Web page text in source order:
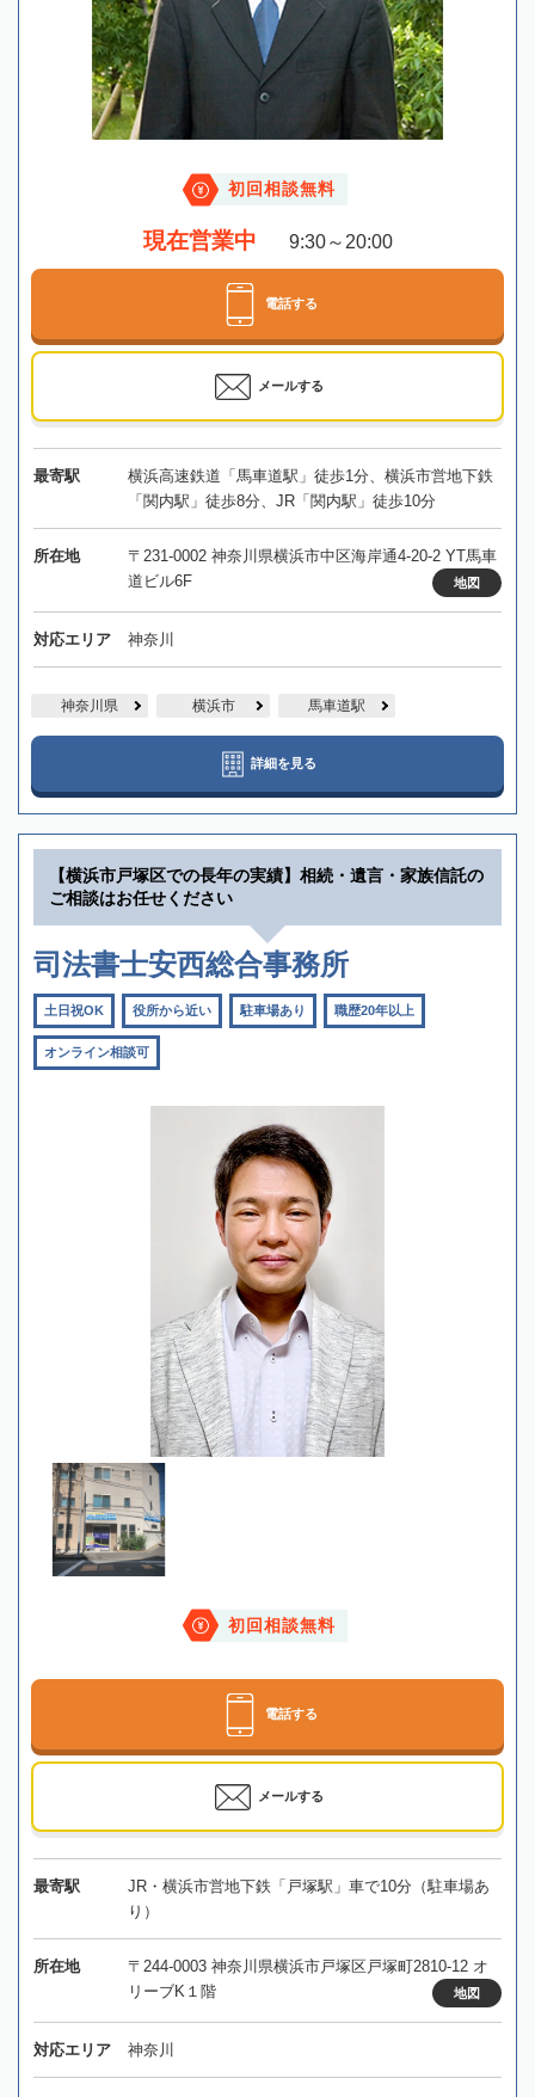
初回相談無料
現在営業中 9:30～20:00
電話する
メールする
最寄駅
横浜高速鉄道「馬車道駅」徒歩1分、横浜市営地下鉄
「関内駅」徒歩8分、JR「関内駅」徒歩10分
所在地
〒231-0002 神奈川県横浜市中区海岸通4-20-2 YT馬車
道ビル6F
地図
対応エリア 神奈川
神奈川県 横浜市 馬車道駅
詳細を見る
【横浜市戸塚区での長年の実績】相続・遺言・家族信託の
ご相談はお任せください
司法書士安西総合事務所
土日祝OK 役所から近い 駐車場あり 職歴20年以上
オンライン相談可
初回相談無料
電話する
メールする
最寄駅
JR・横浜市営地下鉄「戸塚駅」車で10分（駐車場あ
り）
所在地
〒244-0003 神奈川県横浜市戸塚区戸塚町2810-12 オ
リーブK１階
地図
対応エリア 神奈川